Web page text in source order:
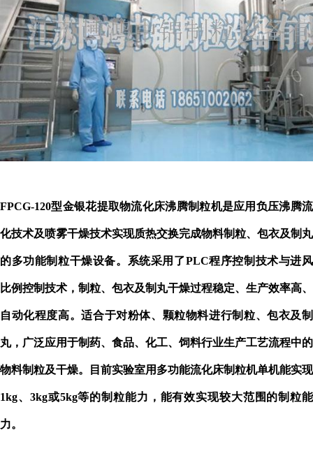
FPCG-120型金银花提取物流化床沸腾制粒机是应用负压沸腾流
化技术及喷雾干燥技术实现质热交换完成物料制粒、包衣及制丸
的多功能制粒干燥设备。系统采用了PLC程序控制技术与进风
比例控制技术，制粒、包衣及制丸干燥过程稳定、生产效率高、
自动化程度高。适合于对粉体、颗粒物料进行制粒、包衣及制
丸，广泛应用于制药、食品、化工、饲料行业生产工艺流程中的
物料制粒及干燥。目前实验室用多功能流化床制粒机单机能实现
1kg、3kg或5kg等的制粒能力，能有效实现较大范围的制粒能
力。